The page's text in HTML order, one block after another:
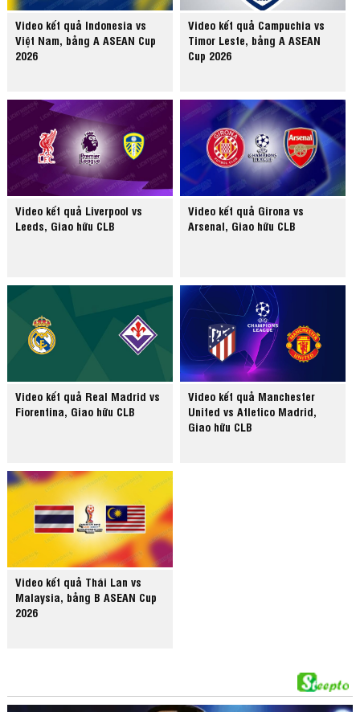
Video kết quả Indonesia vs
Việt Nam, bảng A ASEAN Cup
2026
Video kết quả Campuchia vs
Timor Leste, bảng A ASEAN
Cup 2026
Video kết quả Liverpool vs
Leeds, Giao hữu CLB
Video kết quả Girona vs
Arsenal, Giao hữu CLB
Video kết quả Real Madrid vs
Fiorentina, Giao hữu CLB
Video kết quả Manchester
United vs Atletico Madrid,
Giao hữu CLB
Video kết quả Thái Lan vs
Malaysia, bảng B ASEAN Cup
2026